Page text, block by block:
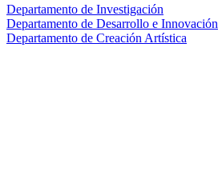
Departamento de Investigación
Departamento de Desarrollo e Innovación
Departamento de Creación Artística